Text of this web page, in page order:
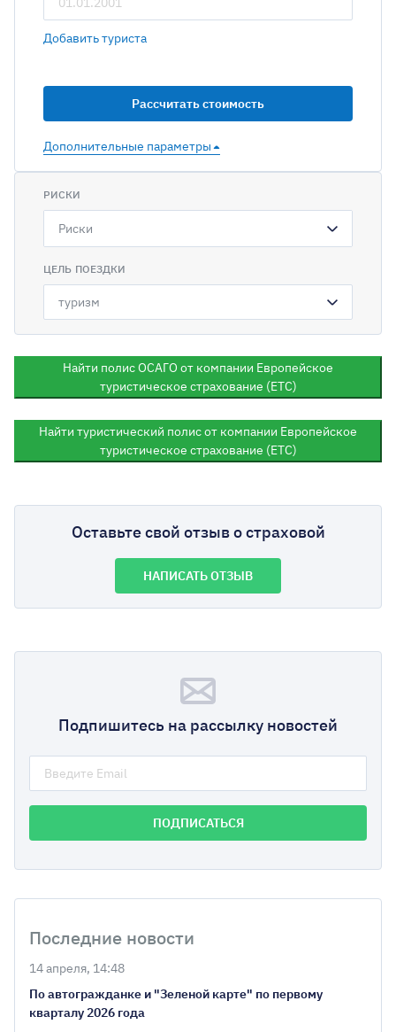
Добавить туриста
Дополнительные параметры
РИСКИ
Риски
ЦЕЛЬ ПОЕЗДКИ
Найти полис ОСАГО от компании Европейское
туристическое страхование (ЕТС)
Найти туристический полис от компании Европейское
туристическое страхование (ЕТС)
Оставьте свой отзыв о страховой
НАПИСАТЬ ОТЗЫВ
Подпишитесь на рассылку новостей
Последние новости
14 апреля, 14:48
По автогражданке и "Зеленой карте" по первому
кварталу 2026 года